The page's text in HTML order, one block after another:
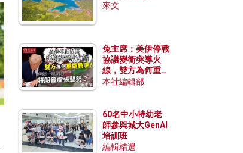
來文
兔主席：美伊停戰
協議變衝突導火
線，雙方為何重啟
戰爭？伊朗一早洞
本社編輯部
60名中小特幼老
師參與城大GenAI
培訓班
編輯精選